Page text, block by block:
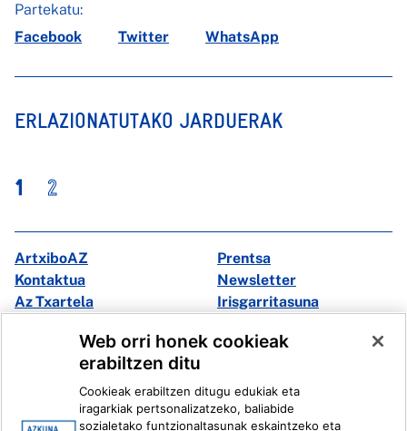
Partekatu:
Facebook
Twitter WhatsApp
ERLAZIONATUTAKO JARDUERAK
1 2
ArtxiboAZ
Prentsa
Kontaktua
Newsletter
Az Txartela
Irisgarritasuna
Instagram
Youtube
Linkedin
Ivoox
Web orri honek cookieak
erabiltzen ditu
Cookieak erabiltzen ditugu edukiak eta
iragarkiak pertsonalizatzeko, baliabide
sozialetako funtzionaltasunak eskaintzeko eta